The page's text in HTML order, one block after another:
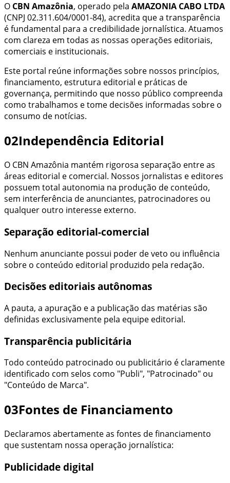
O CBN Amazônia, operado pela AMAZONIA CABO LTDA
(CNPJ 02.311.604/0001-84), acredita que a transparência
é fundamental para a credibilidade jornalística. Atuamos
com clareza em todas as nossas operações editoriais,
comerciais e institucionais.
Este portal reúne informações sobre nossos princípios,
financiamento, estrutura editorial e práticas de
governança, permitindo que nosso público compreenda
como trabalhamos e tome decisões informadas sobre o
consumo de notícias.
02Independência Editorial
O CBN Amazônia mantém rigorosa separação entre as
áreas editorial e comercial. Nossos jornalistas e editores
possuem total autonomia na produção de conteúdo,
sem interferência de anunciantes, patrocinadores ou
qualquer outro interesse externo.
Separação editorial-comercial
Nenhum anunciante possui poder de veto ou influência
sobre o conteúdo editorial produzido pela redação.
Decisões editoriais autônomas
A pauta, a apuração e a publicação das matérias são
definidas exclusivamente pela equipe editorial.
Transparência publicitária
Todo conteúdo patrocinado ou publicitário é claramente
identificado com selos como "Publi", "Patrocinado" ou
"Conteúdo de Marca".
03Fontes de Financiamento
Declaramos abertamente as fontes de financiamento
que sustentam nossa operação jornalística:
Publicidade digital